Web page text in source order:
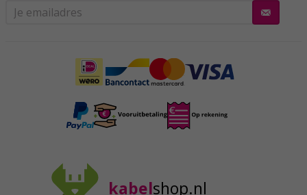
kabelshop.nl